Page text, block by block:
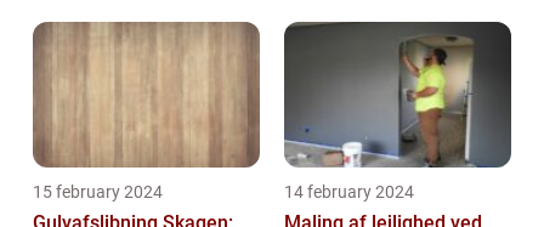
15 february 2024 14 february 2024